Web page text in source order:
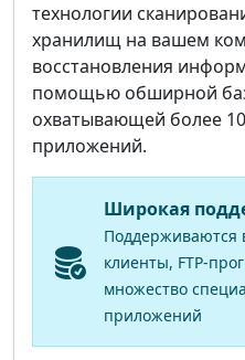
технологии
хранилищ на вашем
восстановления
помощью обширной
охватывающей более
приложений.
Широкая
Поддерживаются
клиенты,
множество
приложений